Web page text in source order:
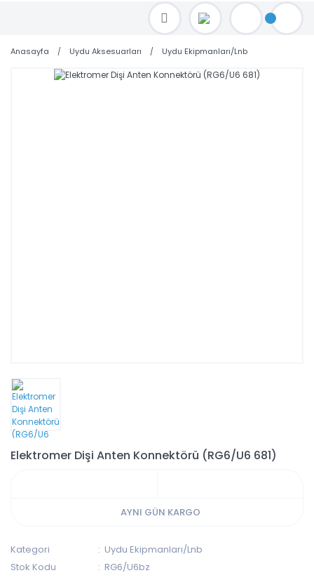
TOPTAN FİYAT ALMAK İÇİN satis@toptanbilgisayar.net MAİL ATINIZ.
SİPARİŞLERİNİZİ AYNI GÜN KARGO İLE GÖNDERİYORUZ!
Anasayfa Uydu Aksesuarları Uydu Ekipmanları/Lnb
Elektromer Dişi Anten Konnektörü (RG6/U6 681)
AYNI GÜN KARGO
Kategori
Uydu Ekipmanları/Lnb
Stok Kodu
RG6/U6bz